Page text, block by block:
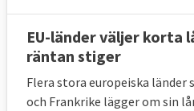
EU-länder väljer korta
räntan stiger
Flera stora europeiska länder
och Frankrike lägger om sin